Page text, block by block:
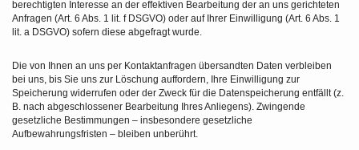
berechtigten Interesse an der effektiven Bearbeitung der an uns gerichteten
Anfragen (Art. 6 Abs. 1 lit. f DSGVO) oder auf Ihrer Einwilligung (Art. 6 Abs. 1
lit. a DSGVO) sofern diese abgefragt wurde.
Die von Ihnen an uns per Kontaktanfragen übersandten Daten verbleiben
bei uns, bis Sie uns zur Löschung auffordern, Ihre Einwilligung zur
Speicherung widerrufen oder der Zweck für die Datenspeicherung entfällt (z.
B. nach abgeschlossener Bearbeitung Ihres Anliegens). Zwingende
gesetzliche Bestimmungen – insbesondere gesetzliche
Aufbewahrungsfristen – bleiben unberührt.